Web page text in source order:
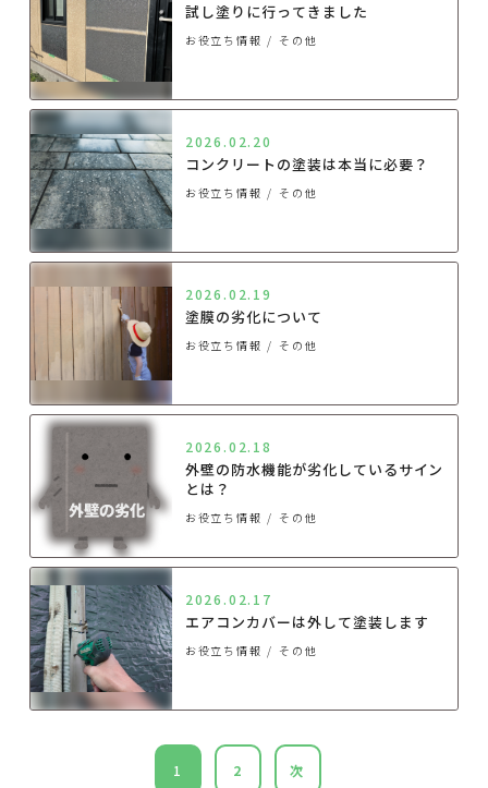
試し塗りに行ってきました
お役立ち情報 その他
2026.02.20
コンクリートの塗装は本当に必要？
お役立ち情報 その他
2026.02.19
塗膜の劣化について
お役立ち情報 その他
2026.02.18
外壁の防水機能が劣化しているサイン
とは？
お役立ち情報 その他
2026.02.17
エアコンカバーは外して塗装します
お役立ち情報 その他
1 2 次